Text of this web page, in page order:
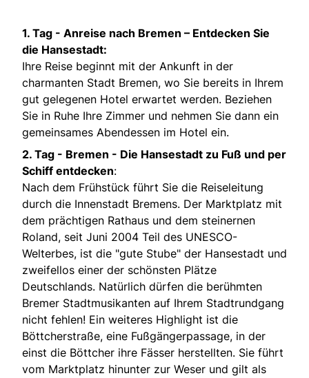
1. Tag - Anreise nach Bremen – Entdecken Sie
die Hansestadt:
Ihre Reise beginnt mit der Ankunft in der
charmanten Stadt Bremen, wo Sie bereits in Ihrem
gut gelegenen Hotel erwartet werden. Beziehen
Sie in Ruhe Ihre Zimmer und nehmen Sie dann ein
gemeinsames Abendessen im Hotel ein.
2. Tag - Bremen - Die Hansestadt zu Fuß und per
Schiff entdecken:
Nach dem Frühstück führt Sie die Reiseleitung
durch die Innenstadt Bremens. Der Marktplatz mit
dem prächtigen Rathaus und dem steinernen
Roland, seit Juni 2004 Teil des UNESCO-
Welterbes, ist die "gute Stube" der Hansestadt und
zweifellos einer der schönsten Plätze
Deutschlands. Natürlich dürfen die berühmten
Bremer Stadtmusikanten auf Ihrem Stadtrundgang
nicht fehlen! Ein weiteres Highlight ist die
Böttcherstraße, eine Fußgängerpassage, in der
einst die Böttcher ihre Fässer herstellten. Sie führt
vom Marktplatz hinunter zur Weser und gilt als